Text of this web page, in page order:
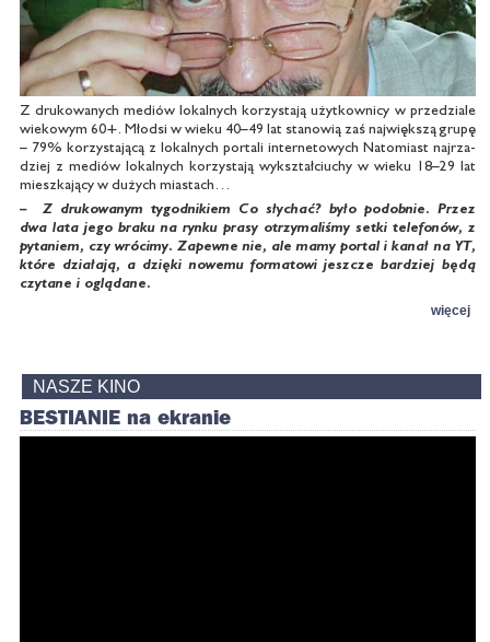
Z dru­ko­wa­nych me­diów lo­kal­nych ko­rzy­sta­ją użyt­kow­ni­cy w prze­dzia­le
wie­ko­wym 60+. Młod­si w wie­ku 40–49 lat sta­no­wią zaś naj­więk­szą gru­pę
– 79% ko­rzy­sta­ją­cą z lo­kal­nych por­ta­li in­ter­ne­to­wych Na­to­miast naj­rza­
dziej z me­diów lo­kal­nych ko­rzy­sta­ją wy­kształ­ciu­chy w wie­ku 18–29 lat
miesz­ka­ją­cy w du­żych mia­stach…
– Z dru­ko­wa­nym ty­go­dni­kiem Co sły­chać? by­ło po­dob­nie. Przez
dwa la­ta je­go bra­ku na ryn­ku pra­sy otrzy­ma­li­śmy set­ki te­le­fo­nów, z
py­ta­niem, czy wró­ci­my. Za­pew­ne nie, ale ma­my por­tal i ka­nał na YT,
któ­re dzia­ła­ją, a dzię­ki no­we­mu for­ma­to­wi jesz­cze bar­dziej bę­dą
czy­ta­ne i oglą­da­ne.
więcej
NASZE KINO
BE­STIA­NIE na ekra­nie